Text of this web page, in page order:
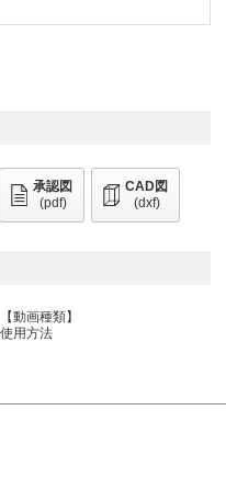
承認図
(pdf)
CAD図
(dxf)
【動画種類】
使用方法